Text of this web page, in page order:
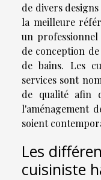
de divers
la meilleure
un
de conception
de bains. Les
services sont
de qualité afin
l'aménagement
soient
Les
cuisiniste